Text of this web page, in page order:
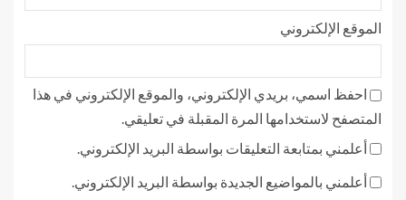
الموقع الإلكتروني
احفظ اسمي، بريدي الإلكتروني، والموقع الإلكتروني في هذا
المتصفح لاستخدامها المرة المقبلة في تعليقي.
أعلمني بمتابعة التعليقات بواسطة البريد الإلكتروني.
أعلمني بالمواضيع الجديدة بواسطة البريد الإلكتروني.